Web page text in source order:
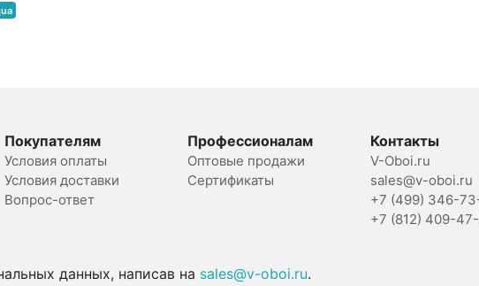
Покупателям
Условия оплаты
Условия доставки
Вопрос-ответ
Профессионалам
Оптовые продажи
Сертификаты
Контакты
V-Oboi.ru
sales@v-oboi.ru
+7 (499) 346-
+7 (812) 409-
данных, написав на sales@v-oboi.ru.